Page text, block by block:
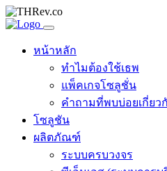
หน้าหลัก
ทำไมต้องใช้เธพ
แพ็คเกจโซลูชั่น
คำถามที่พบบ่อยเกี่ยวกั
โซลูชัน
ผลิตภัณฑ์
ระบบครบวงจร